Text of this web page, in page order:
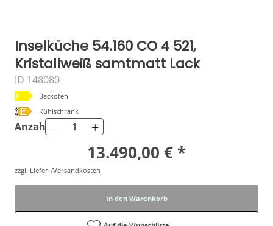
Inselküche 54.160 CO 4 521,
Kristallweiß samtmatt Lack
ID 148080
Backofen
Kühlschrank
Anzahl - +
13.490,00 € *
zzgl. Liefer-/Versandkosten
In den Warenkorb